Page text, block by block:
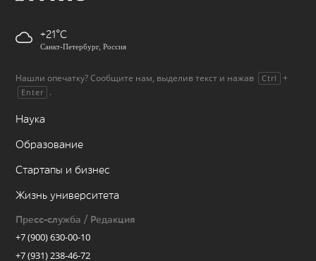
+21
Санкт-Петербург, Россия
Нашли опечатку? Сообщите нам, выделив текст и нажав Ctrl +
Enter .
Наука
Образование
Стартапы и бизнес
Жизнь университета
Пресс-служба / Редакция
+7 (900) 630-00-10
+7 (931) 238-46-72